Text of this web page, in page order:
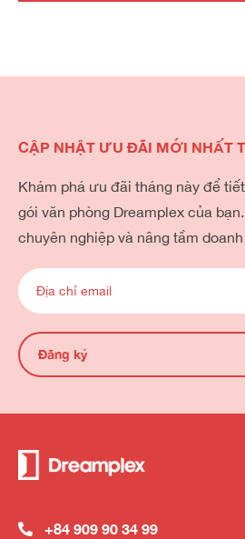
CẬP NHẬT ƯU ĐÃI MỚI NHẤT
Khám phá ưu đãi tháng này để
gói văn phòng Dreamplex của
chuyên nghiệp và nâng tầm
Đăng ký
+84 909 90 34 99